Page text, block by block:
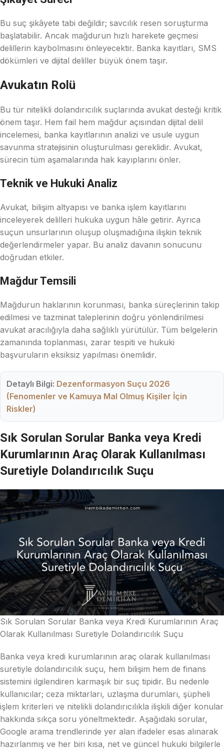
Bu suç şikâyete tabi değildir; savcılık resen soruşturma
başlatabilir. Ancak mağdurun hızlı harekete geçmesi
delillerin kaybolmasını önleyecektir. Banka kayıtları, SMS
dökümleri ve dijital deliller büyük önem taşır.
Avukatın Rolü
Bu tür nitelikli dolandırıcılık suçlarında avukat desteği kritik
önem taşır. Hem fail hem mağdur açısından dijital delil
incelemesi, banka kayıtlarının analizi ve usule uygun
savunma stratejisinin oluşturulması gereklidir. Avukat,
sürecin tüm aşamalarında hak kayıplarını önler.
Teknik ve Hukuki Analiz
Avukat, bilişim altyapısı ve banka işlem kayıtlarını
inceleyerek delilleri hukuka uygun hâle getirir. Ayrıca
suçun unsurlarının oluşup oluşmadığına ilişkin teknik
değerlendirmeler yapar. Bu analiz davanın sonucunu
doğrudan etkiler.
Mağdur Temsili
Mağdurun haklarının korunması, banka süreçlerinin takip
edilmesi ve tazminat taleplerinin doğru yönlendirilmesi
avukat aracılığıyla daha sağlıklı yürütülür. Tüm belgelerin
zamanında toplanması, zarar tespiti ve hukuki
başvuruların eksiksiz yapılması önemlidir.
Detaylı Bilgi: Dezenformasyon Suçu 2026
(Fenomenler ve Kamuya Mal Olmuş Kişiler İçin
Riskler)
Sık Sorulan Sorular Banka veya Kredi
Kurumlarının Araç Olarak Kullanılması
Suretiyle Dolandırıcılık Suçu
Sık Sorulan Sorular Banka veya Kredi Kurumlarının Araç
Olarak Kullanılması Suretiyle Dolandırıcılık Suçu
Banka veya kredi kurumlarının araç olarak kullanılması
suretiyle dolandırıcılık suçu, hem bilişim hem de finans
sistemini ilgilendiren karmaşık bir suç tipidir. Bu nedenle
kullanıcılar; ceza miktarları, uzlaşma durumları, şüpheli
işlem kriterleri ve nitelikli dolandırıcılıkla ilişkili diğer konular
hakkında sıkça soru yöneltmektedir. Aşağıdaki sorular,
Google arama trendlerinde yer alan ifadeler esas alınarak
hazırlanmış ve her biri kısa, net ve güncel hukuki bilgilerle